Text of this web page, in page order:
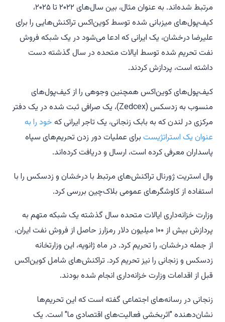
مرتبط شده‌اند. به عنوان مثال، بین سال‌های ۲۰۲۲ تا ۲۰۲۵،
کیف‌پول‌های میزبانی شده توسط کوین‌اکس تراکنش‌هایی را برای
علیرضا درخشان، یک ایرانی که ادعا می‌شود در یک شبکه فروش
نفت تحریم شده توسط ایالات متحده در سال گذشته دست
داشته است، پردازش کردند.
کیف‌پول‌های کوین‌اکس همچنین وجوهی را از کیف‌پول‌های
منسوب به زدسکس (Zedcex)، یک صرافی ثبت شده در یک دفتر
مرکزی در لندن که به بابک زنجانی، یک تاجر ایرانی که خود را به
عنوان یک استراتژیست برای عملیات دور زدن تحریم‌های سپاه
پاسداران معرفی کرده است، ارسال و دریافت کرده‌اند.
وال استریت ژورنال تراکنش‌های مرتبط با درخشان و زدسکس را با
استفاده از کاوشگرهای عمومی بلاک‌چین بررسی کرد.
وزارت خزانه‌داری ایالات متحده سال گذشته یک شبکه متهم به
پردازش بیش از ۱۰۰ میلیون دلار رمزارز حاصل از فروش نفت ایران،
از جمله درخشان، را تحریم کرد. در ماه ژانویه، این وزارتخانه
زدسکس و زنجانی را نیز تحریم کرد. تراکنش‌های شامل کوین‌اکس
قبل از اقدامات وزارت خزانه‌داری انجام شده بودند.
زنجانی در رسانه‌های اجتماعی گفته است که این تحریم‌ها
نشان‌دهنده "اثربخشی فعالیت‌های اقتصادی ما" است. یک